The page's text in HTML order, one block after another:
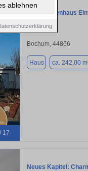
ablehnen
17
Zweifamilienhaus
Bochum, 44866
Haus ca. 242,00
Neues Kapitel: